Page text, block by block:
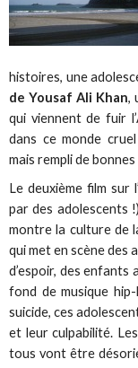
histoires, une
de Yousaf Ali Khan,
qui viennent de fuir
dans ce monde
mais rempli de
Le deuxième film sur
par des adolescents
montre la culture de
qui met en scène des
d’espoir, des enfants
fond de musique
suicide, ces
et leur culpabilité.
tous vont être